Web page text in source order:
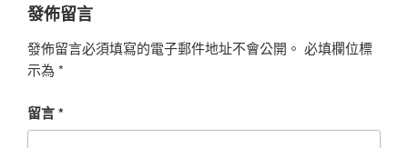
發佈留言
發佈留言必須填寫的電子郵件地址不會公開。 必填欄位標
示為 *
留言*